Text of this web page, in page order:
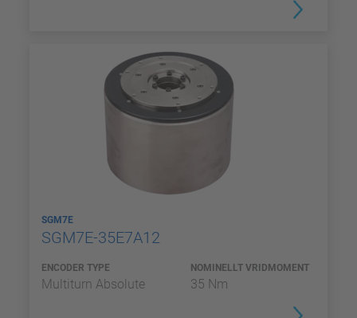
SGM7E
SGM7E-35E7A12
ENCODER TYPE
Multiturn Absolute
NOMINELLT VRIDMOMENT
35 Nm